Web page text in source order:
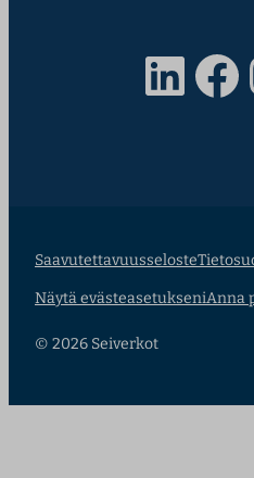
LinkedIn Facebook
Saavutettavuusseloste
Näytä evästeasetukseniAnna
© 2026 Seiverkot